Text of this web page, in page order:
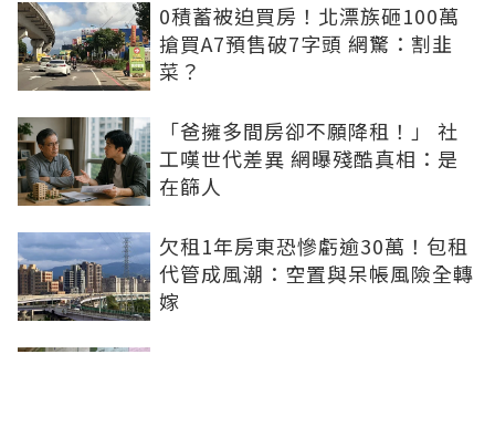
0積蓄被迫買房！北漂族砸100萬
搶買A7預售破7字頭 網驚：割韭
菜？
「爸擁多間房卻不願降租！」 社
工嘆世代差異 網曝殘酷真相：是
在篩人
欠租1年房東恐慘虧逾30萬！包租
代管成風潮：空置與呆帳風險全轉
嫁